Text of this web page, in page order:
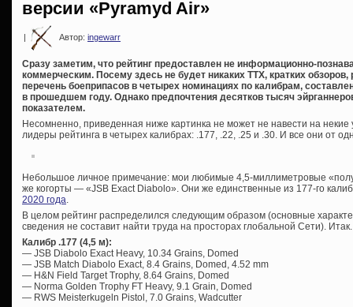
версии «Pyramyd Air»
Автор: ingewarr
Сразу заметим, что рейтинг предоставлен не информационно-
коммерческим. Посему здесь не будет никаких ТТХ, кратких обзоров,
перечень боеприпасов в четырех номинациях по калибрам,
в прошедшем году. Однако предпочтения десятков тысяч
показателем.
Несомненно, приведенная ниже картинка не может не навести на
лидеры рейтинга в четырех калибрах: .177, .22, .25 и .30. И все они от
Небольшое личное примечание: мои любимые 4,5-миллиметровые
же когорты — «JSB Exact Diabolo». Они же единственные из 177-го
2020 года.
В целом рейтинг распределился следующим образом (основные
сведения не составит найти труда на просторах глобальной Сети). Итак.
Калибр .177 (4,5 м):
— JSB Diabolo Exact Heavy, 10.34 Grains, Domed
— JSB Match Diabolo Exact, 8.4 Grains, Domed, 4.52 mm
— H&N Field Target Trophy, 8.64 Grains, Domed
— Norma Golden Trophy FT Heavy, 9.1 Grain, Domed
— RWS Meisterkugeln Pistol, 7.0 Grains, Wadcutter